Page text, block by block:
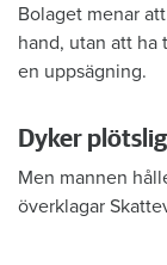
Bolaget menar
hand, utan att ha
en uppsägning.
Dyker
Men mannen
överklagar